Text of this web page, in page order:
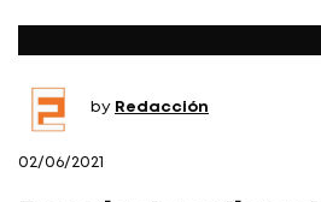
by Redacción
02/06/2021